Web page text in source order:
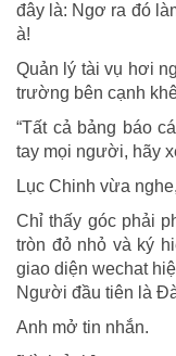
đây là: Ngơ ra đó
à!
Quản lý tài vụ hơi
trường bên cạnh
“Tất cả bảng báo
tay mọi người, hãy
Lục Chinh vừa
Chỉ thấy góc phải
tròn đỏ nhỏ và ký
giao diện wechat
Người đầu tiên là
Anh mở tin nhắn.